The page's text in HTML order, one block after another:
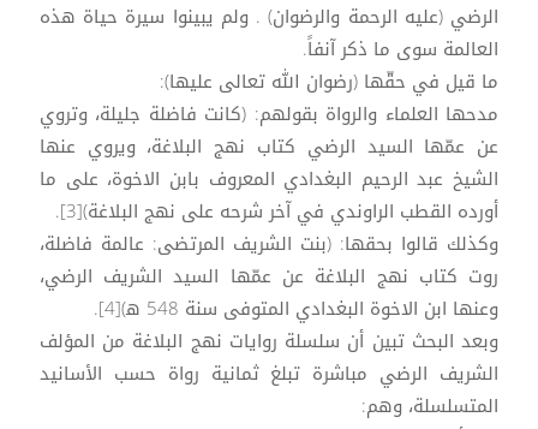
الرضي (عليه الرحمة والرضوان) . ولم يبينوا سيرة حياة هذه
العالمة سوى ما ذكر آنفاً.
ما قيل في حقّها (رضوان الله تعالى عليها):
مدحها العلماء والرواة بقولهم: (كانت فاضلة جليلة، وتروي
عن عمّها السيد الرضي كتاب نهج البلاغة، ويروي عنها
الشيخ عبد الرحيم البغدادي المعروف بابن الاخوة، على ما
أورده القطب الراوندي في آخر شرحه على نهج البلاغة)[3].
وكذلك قالوا بحقها: (بنت الشريف المرتضى: عالمة فاضلة،
روت كتاب نهج البلاغة عن عمّها السيد الشريف الرضي،
وعنها ابن الاخوة البغدادي المتوفى سنة 548 ه‍)[4].
وبعد البحث تبين أن سلسلة روايات نهج البلاغة من المؤلف
الشريف الرضي مباشرة تبلغ ثمانية رواة حسب الأسانيد
المتسلسلة، وهم: